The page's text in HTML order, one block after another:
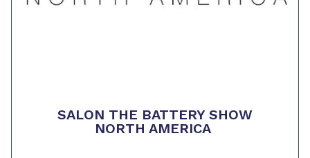
SALON THE BATTERY SHOW
NORTH AMERICA